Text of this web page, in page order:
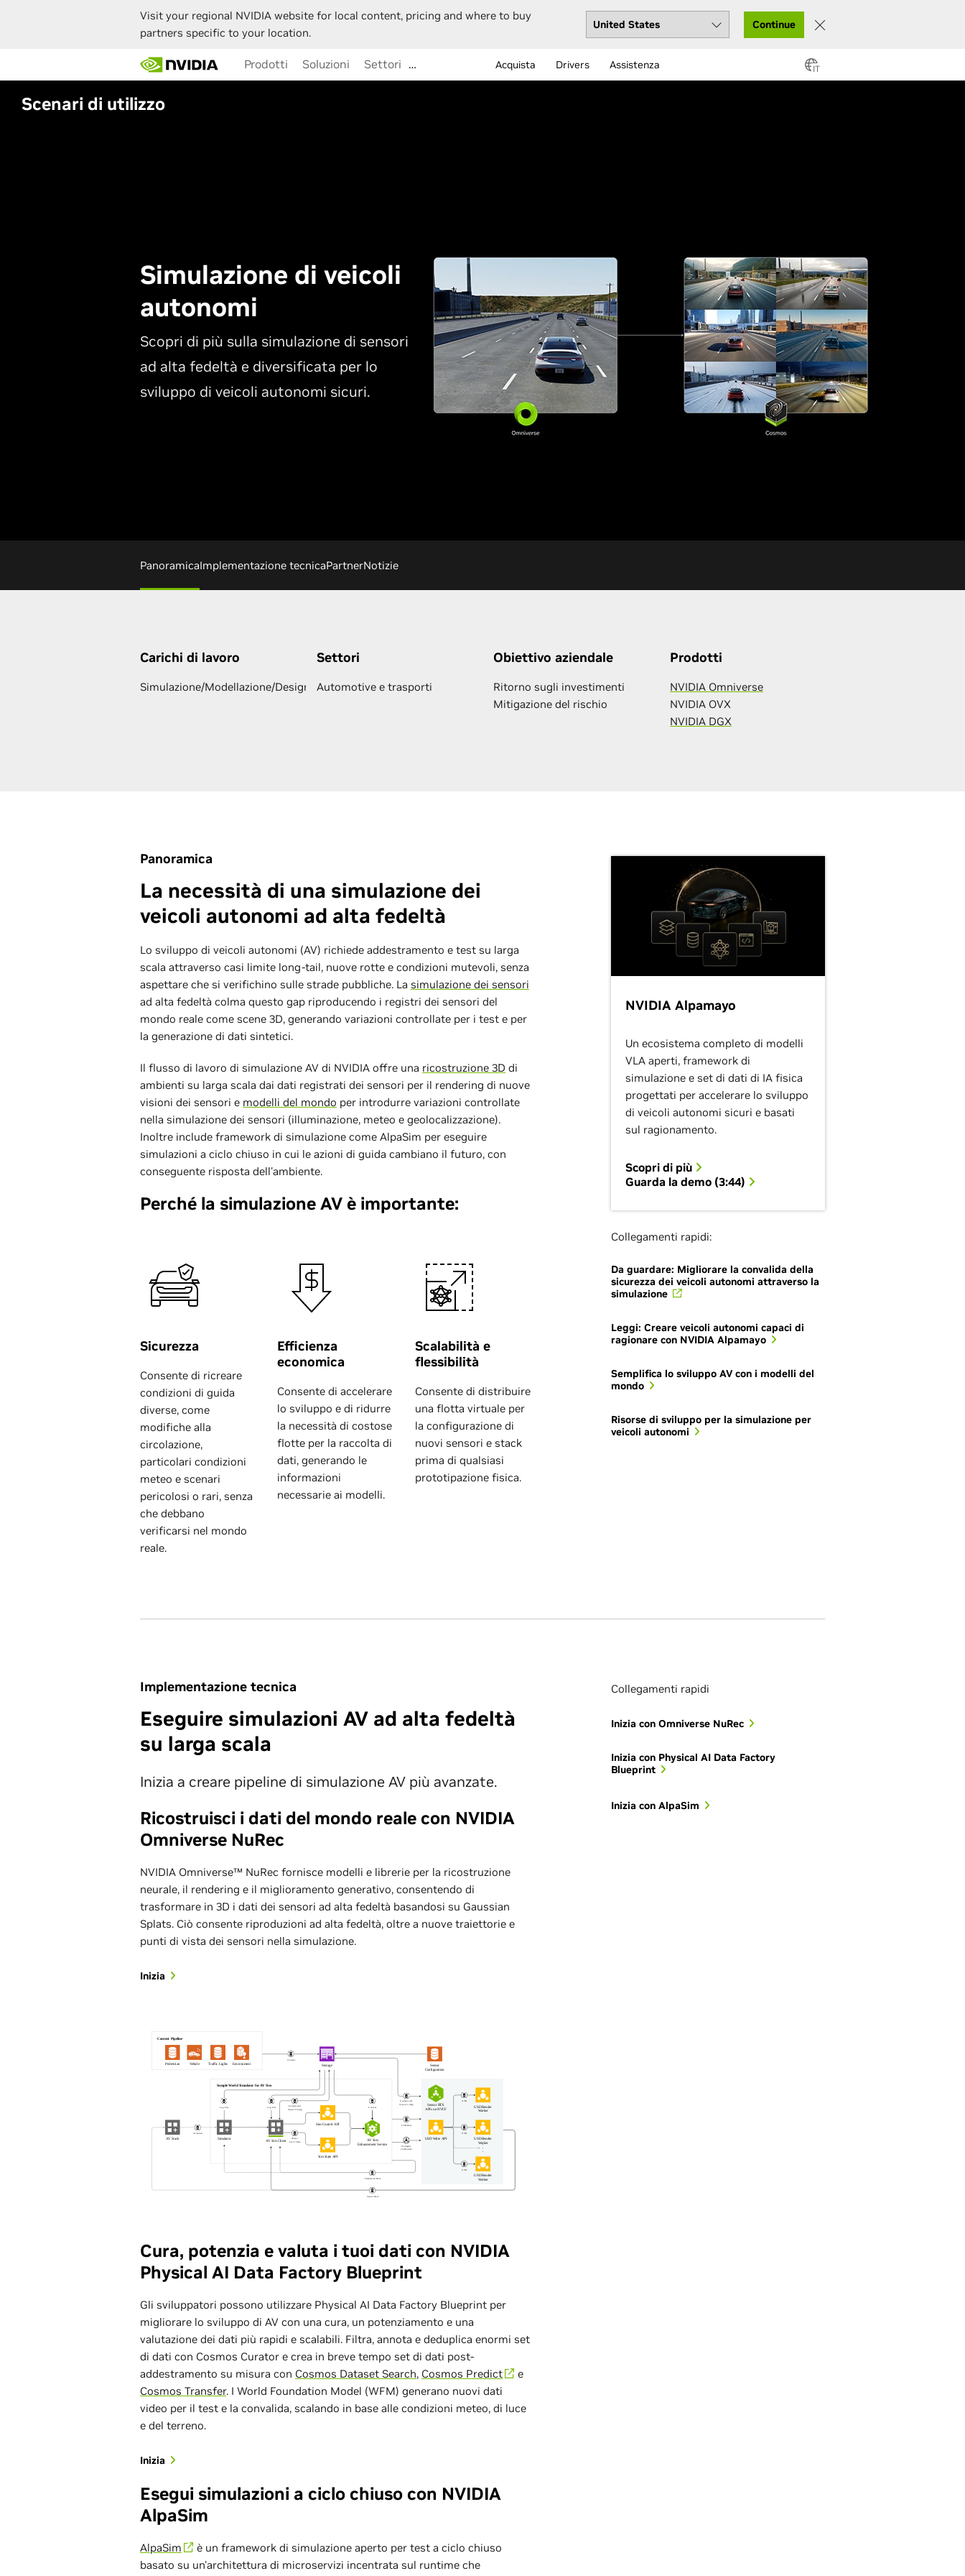
Visit your regional NVIDIA website for local content, pricing and where to buy
partners specific to your location.
Continue
main
content
Prodotti Soluzioni Settori … Acquista Drivers Assistenza IT
Scenari di utilizzo
Simulazione di veicoli
autonomi
Scopri di più sulla simulazione di sensori
ad alta fedeltà e diversificata per lo
sviluppo di veicoli autonomi sicuri.
PanoramicaImplementazione tecnicaPartnerNotizie
Carichi di lavoro
Simulazione/Modellazione/Design
Settori
Automotive e trasporti
Obiettivo aziendale
Ritorno sugli investimenti
Mitigazione del rischio
Prodotti
NVIDIA Omniverse
NVIDIA OVX
NVIDIA DGX
Panoramica
La necessità di una simulazione dei
veicoli autonomi ad alta fedeltà
Lo sviluppo di veicoli autonomi (AV) richiede addestramento e test su larga
scala attraverso casi limite long-tail, nuove rotte e condizioni mutevoli, senza
aspettare che si verifichino sulle strade pubbliche. La simulazione dei sensori
ad alta fedeltà colma questo gap riproducendo i registri dei sensori del
mondo reale come scene 3D, generando variazioni controllate per i test e per
la generazione di dati sintetici.
Il flusso di lavoro di simulazione AV di NVIDIA offre una ricostruzione 3D di
ambienti su larga scala dai dati registrati dei sensori per il rendering di nuove
visioni dei sensori e modelli del mondo per introdurre variazioni controllate
nella simulazione dei sensori (illuminazione, meteo e geolocalizzazione).
Inoltre include framework di simulazione come AlpaSim per eseguire
simulazioni a ciclo chiuso in cui le azioni di guida cambiano il futuro, con
conseguente risposta dell'ambiente.
Perché la simulazione AV è importante:
Sicurezza
Consente di ricreare
condizioni di guida
diverse, come
modifiche alla
circolazione,
particolari condizioni
meteo e scenari
pericolosi o rari, senza
che debbano
verificarsi nel mondo
reale.
Efficienza
economica
Consente di accelerare
lo sviluppo e di ridurre
la necessità di costose
flotte per la raccolta di
dati, generando le
informazioni
necessarie ai modelli.
Scalabilità e
flessibilità
Consente di distribuire
una flotta virtuale per
la configurazione di
nuovi sensori e stack
prima di qualsiasi
prototipazione fisica.
NVIDIA Alpamayo
Un ecosistema completo di modelli
VLA aperti, framework di
simulazione e set di dati di IA fisica
progettati per accelerare lo sviluppo
di veicoli autonomi sicuri e basati
sul ragionamento.
Scopri di più
Guarda la demo (3:44)
Collegamenti rapidi:
Da guardare: Migliorare la convalida della
sicurezza dei veicoli autonomi attraverso la
simulazione
Leggi: Creare veicoli autonomi capaci di
ragionare con NVIDIA Alpamayo
Semplifica lo sviluppo AV con i modelli del
mondo
Risorse di sviluppo per la simulazione per
veicoli autonomi
Implementazione tecnica
Eseguire simulazioni AV ad alta fedeltà
su larga scala
Inizia a creare pipeline di simulazione AV più avanzate.
Ricostruisci i dati del mondo reale con NVIDIA
Omniverse NuRec
NVIDIA Omniverse™ NuRec fornisce modelli e librerie per la ricostruzione
neurale, il rendering e il miglioramento generativo, consentendo di
trasformare in 3D i dati dei sensori ad alta fedeltà basandosi su Gaussian
Splats. Ciò consente riproduzioni ad alta fedeltà, oltre a nuove traiettorie e
punti di vista dei sensori nella simulazione.
Inizia
Cura, potenzia e valuta i tuoi dati con NVIDIA
Physical AI Data Factory Blueprint
Gli sviluppatori possono utilizzare Physical AI Data Factory Blueprint per
migliorare lo sviluppo di AV con una cura, un potenziamento e una
valutazione dei dati più rapidi e scalabili. Filtra, annota e deduplica enormi set
di dati con Cosmos Curator e crea in breve tempo set di dati post-
addestramento su misura con Cosmos Dataset Search, Cosmos Predict
e
Cosmos Transfer. I World Foundation Model (WFM) generano nuovi dati
video per il test e la convalida, scalando in base alle condizioni meteo, di luce
e del terreno.
Inizia
Esegui simulazioni a ciclo chiuso con NVIDIA
AlpaSim
AlpaSim
è un framework di simulazione aperto per test a ciclo chiuso
basato su un'architettura di microservizi incentrata sul runtime che
Collegamenti rapidi
Inizia con Omniverse NuRec
Inizia con Physical AI Data Factory
Blueprint
Inizia con AlpaSim